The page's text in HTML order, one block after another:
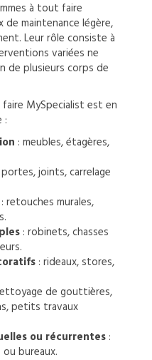
à tout faire
maintenance légère,
Leur rôle consiste à
variées ne
de plusieurs corps de
MySpecialist est en
:
: meubles, étagères,
joints, carrelage
: retouches murales,
: robinets, chasses
: rideaux, stores,
de gouttières,
petits travaux
ou récurrentes:
bureaux.